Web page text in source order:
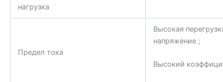
нагрузка
Предел тока
Высокая
напряжение ;
Высокий